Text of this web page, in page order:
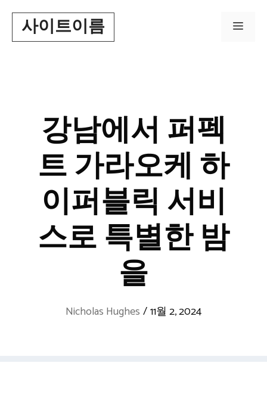
content사이트이름 Menu
강남에서 퍼펙
트 가라오케 하
이퍼블릭 서비
스로 특별한 밤
을
Nicholas Hughes /11월 2, 2024